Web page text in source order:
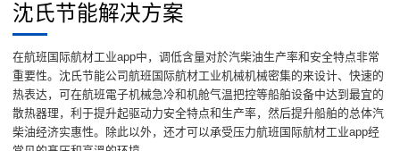
沈氏节能解决方案
在航班国际航材工业app中，调低含量对於汽柴油生产率和安全特点非常
重要性。沈氏节能公司航班国际航材工业机械机械密集的来设计、快速的
热表达，可在航班電子机械急冷和机舱气温把控等船舶设备中达到最宜的
散热器理，利于提升起驱动力安全特点和生产率，然后提升船舶的总体汽
柴油经济实惠性。除此以外，还才可以承受压力航班国际航材工业app经